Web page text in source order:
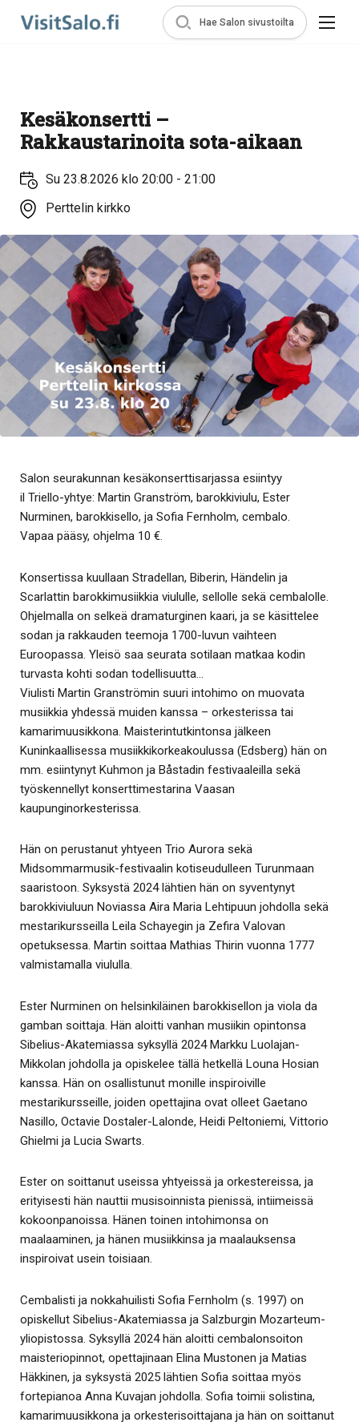
Hae Salon sivustoilta
Kesäkonsertti –
Rakkaustarinoita sota-aikaan
Su 23.8.2026 klo 20:00 - 21:00
Perttelin kirkko
Salon seurakunnan kesäkonserttisarjassa esiintyy
il Triello-yhtye: Martin Granström, barokkiviulu, Ester
Nurminen, barokkisello, ja Sofia Fernholm, cembalo.
Vapaa pääsy, ohjelma 10 €.
Konsertissa kuullaan Stradellan, Biberin, Händelin ja
Scarlattin barokkimusiikkia viululle, sellolle sekä cembalolle.
Ohjelmalla on selkeä dramaturginen kaari, ja se käsittelee
sodan ja rakkauden teemoja 1700-luvun vaihteen
Euroopassa. Yleisö saa seurata sotilaan matkaa kodin
turvasta kohti sodan todellisuutta…
Viulisti Martin Granströmin suuri intohimo on muovata
musiikkia yhdessä muiden kanssa – orkesterissa tai
kamarimuusikkona. Maisterintutkintonsa jälkeen
Kuninkaallisessa musiikkikorkeakoulussa (Edsberg) hän on
mm. esiintynyt Kuhmon ja Båstadin festivaaleilla sekä
työskennellyt konserttimestarina Vaasan
kaupunginorkesterissa.
Hän on perustanut yhtyeen Trio Aurora sekä
Midsommarmusik-festivaalin kotiseudulleen Turunmaan
saaristoon. Syksystä 2024 lähtien hän on syventynyt
barokkiviuluun Noviassa Aira Maria Lehtipuun johdolla sekä
mestarikursseilla Leila Schayegin ja Zefira Valovan
opetuksessa. Martin soittaa Mathias Thirin vuonna 1777
valmistamalla viululla.
Ester Nurminen on helsinkiläinen barokkisellon ja viola da
gamban soittaja. Hän aloitti vanhan musiikin opintonsa
Sibelius-Akatemiassa syksyllä 2024 Markku Luolajan-
Mikkolan johdolla ja opiskelee tällä hetkellä Louna Hosian
kanssa. Hän on osallistunut monille inspiroiville
mestarikursseille, joiden opettajina ovat olleet Gaetano
Nasillo, Octavie Dostaler-Lalonde, Heidi Peltoniemi, Vittorio
Ghielmi ja Lucia Swarts.
Ester on soittanut useissa yhtyeissä ja orkestereissa, ja
erityisesti hän nauttii musisoinnista pienissä, intiimeissä
kokoonpanoissa. Hänen toinen intohimonsa on
maalaaminen, ja hänen musiikkinsa ja maalauksensa
inspiroivat usein toisiaan.
Cembalisti ja nokkahuilisti Sofia Fernholm (s. 1997) on
opiskellut Sibelius-Akatemiassa ja Salzburgin Mozarteum-
yliopistossa. Syksyllä 2024 hän aloitti cembalonsoiton
maisteriopinnot, opettajinaan Elina Mustonen ja Matias
Häkkinen, ja syksystä 2025 lähtien Sofia soittaa myös
fortepianoa Anna Kuvajan johdolla. Sofia toimii solistina,
kamarimuusikkona ja orkesterisoittajana ja hän on soittanut